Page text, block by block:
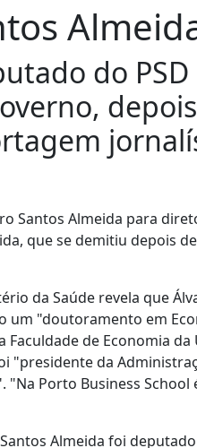
do
Santos Almeida para
que se demitiu depois
da Saúde revela que
um "doutoramento em
de Economia
"presidente da
Porto Business School
Almeida foi